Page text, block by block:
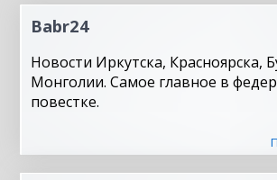
Babr24
Новости Иркутска, Красноярска,
Монголии. Самое главное в
повестке.